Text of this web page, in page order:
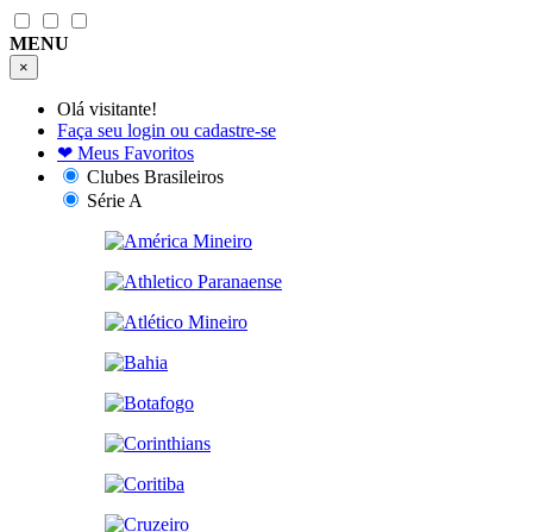
MENU
×
Olá visitante!
Faça seu login ou cadastre-se
❤ Meus Favoritos
Clubes Brasileiros
Série A